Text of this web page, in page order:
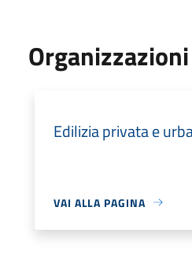
Organizzazioni
Edilizia privata e
VAI ALLA PAGINA